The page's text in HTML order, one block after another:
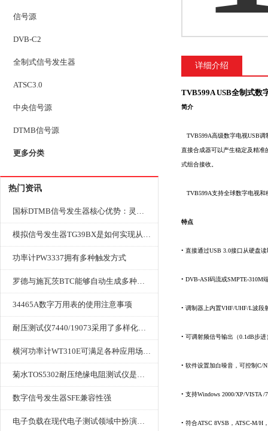
信号源
DVB-C2
全制式信号发生器
ATSC3.0
中央信号源
DTMB信号源
更多分类
热门资讯
国标DTMB信号发生器核心优势：灵活性与准确性的结合
模拟信号发生器TG39BX是如何实现从直流到交流的波形转换?
功率计PW3337拥有多种触发方式
罗德与施瓦茨BTC能够自动生成多种音视频信号
34465A数字万用表的使用注意事项
耐压测试仪7440/19073采用了多样化的功能设计
横河功率计WT310E可满足各种应用场景的需求
菊水TOS5302耐压绝缘电阻测试仪是种重要的电气安全检测设备
数字信号发生器SFE兼容性强
电子负载在现代电子测试领域中扮演着重要的角色
详细介绍
TVB599A USB全制式数
简介
TVB599A高级数字电视USB调
直接合成器可以产生稳定及精准
式组合接收。
TVB599A支持全球数字电视和
特点
• 直接通过USB 3.0接口从硬盘
• DVB-ASI码流或SMPTE-310M
• 调制器上内置VHF/UHF/L波段
• 可调射频信号输出（0.1dB步进
• 软件设置加白噪音，可控制C/
• 支持Windows 2000/XP/VISTA
• 符合ATSC 8VSB，ATSC-M/